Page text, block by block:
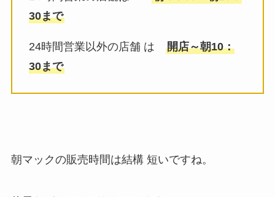
30まで
24時間営業以外の店舗 は 開店～朝10：
30まで
朝マックの販売時間は結構 短いですね。